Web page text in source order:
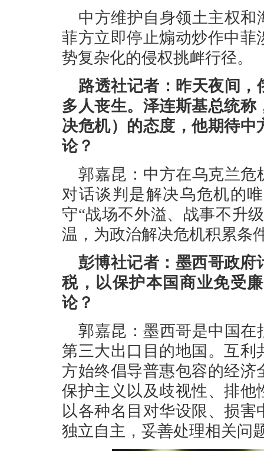
中方维护自身领土主权
菲方立即停止煽动炒作中
势复杂化的侵权挑衅行径。
路透社记者：昨天夜间
多人丧生。泽连斯基总统
决危机）的态度，他期待
论？
郭嘉昆：中方在乌克兰危
对话谈判是解决乌危机的
守“战场不外溢、战事不升
温，为政治解决危机积累条
彭博社记者：墨西哥政府
税，以保护本国商业免受
论？
郭嘉昆：墨西哥是中国在
第三大出口目的地国。互
方始终倡导普惠包容的经
保护主义以及歧视性、排
以各种名目对华设限、损
独立自主，妥善处理相关问